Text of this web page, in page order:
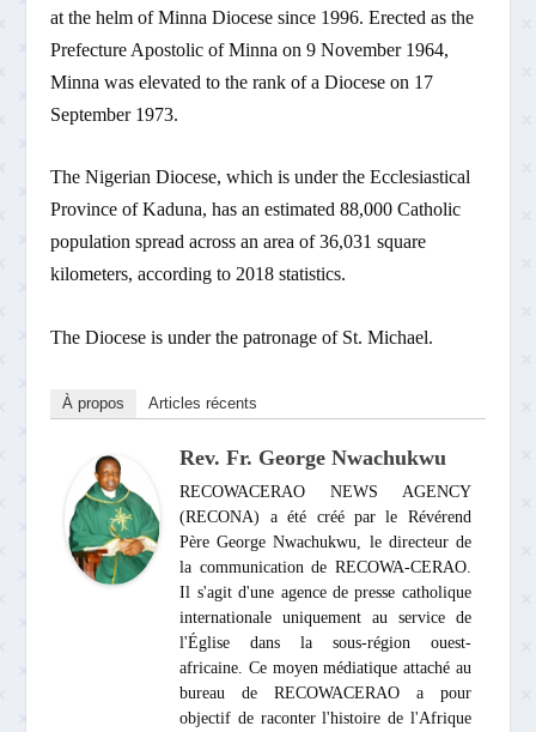
at the helm of Minna Diocese since 1996. Erected as the
Prefecture Apostolic of Minna on 9 November 1964,
Minna was elevated to the rank of a Diocese on 17
September 1973.
The Nigerian Diocese, which is under the Ecclesiastical
Province of Kaduna, has an estimated 88,000 Catholic
population spread across an area of 36,031 square
kilometers, according to 2018 statistics.
The Diocese is under the patronage of St. Michael.
À propos Articles récents
Rev. Fr. George Nwachukwu
RECOWACERAO NEWS AGENCY
(RECONA) a été créé par le Révérend
Père George Nwachukwu, le directeur de
la communication de RECOWA-CERAO.
Il s'agit d'une agence de presse catholique
internationale uniquement au service de
l'Église dans la sous-région ouest-
africaine. Ce moyen médiatique attaché au
bureau de RECOWACERAO a pour
objectif de raconter l'histoire de l'Afrique